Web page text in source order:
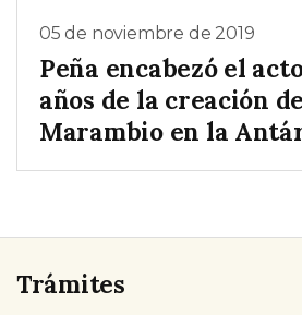
05 de noviembre de 2019
Peña encabezó el
años de la creación
Marambio en la
Trámites